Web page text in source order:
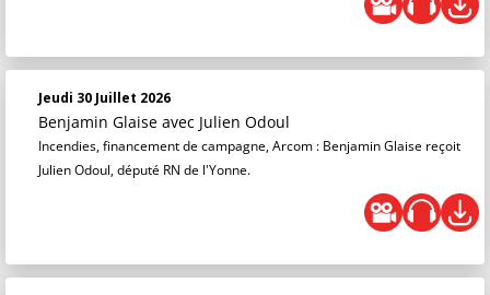
Jeudi 30 Juillet 2026
Benjamin Glaise avec Julien Odoul
Incendies, financement de campagne, Arcom : Benjamin Glaise reçoit
Julien Odoul, député RN de l'Yonne.